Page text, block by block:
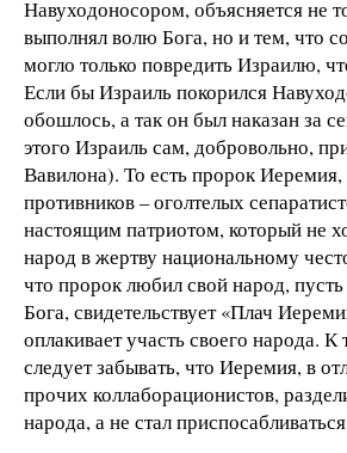
Навуходоносором, объясняется не
выполнял волю Бога, но и тем, что
могло только повредить Израилю,
Если бы Израиль покорился
обошлось, а так он был наказан за
этого Израиль сам, добровольно,
Вавилона). То есть пророк Иеремия,
противников – оголтелых
настоящим патриотом, который не
народ в жертву национальному
что пророк любил свой народ,
Бога, свидетельствует «Плач
оплакивает участь своего народа.
следует забывать, что Иеремия, в
прочих коллаборационистов,
народа, а не стал